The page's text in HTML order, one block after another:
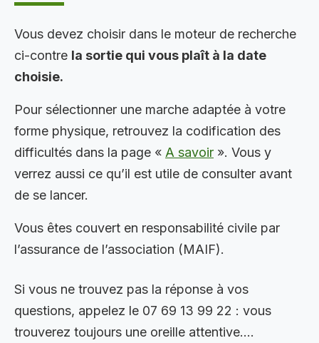
Vous devez choisir dans le moteur de recherche
ci-contre la sortie qui vous plaît à la date
choisie.
Pour sélectionner une marche adaptée à votre
forme physique, retrouvez la codification des
difficultés dans la page « A savoir ». Vous y
verrez aussi ce qu’il est utile de consulter avant
de se lancer.
Vous êtes couvert en responsabilité civile par
l’assurance de l’association (MAIF).
Si vous ne trouvez pas la réponse à vos
questions, appelez le 07 69 13 99 22 : vous
trouverez toujours une oreille attentive….